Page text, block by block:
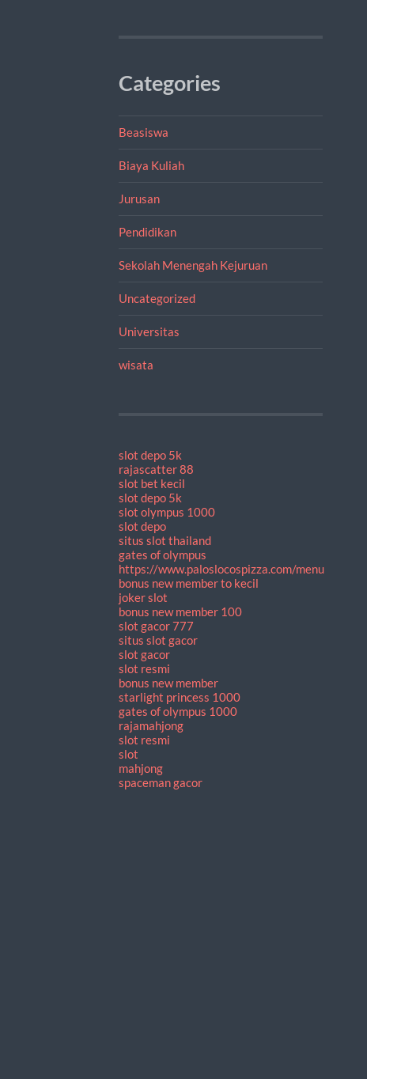
Categories
Beasiswa
Biaya Kuliah
Jurusan
Pendidikan
Sekolah Menengah Kejuruan
Uncategorized
Universitas
wisata
slot depo 5k
rajascatter 88
slot bet kecil
slot depo 5k
slot olympus 1000
slot depo
situs slot thailand
gates of olympus
https://www.paloslocospizza.com/menu
bonus new member to kecil
joker slot
bonus new member 100
slot gacor 777
situs slot gacor
slot gacor
slot resmi
bonus new member
starlight princess 1000
gates of olympus 1000
rajamahjong
slot resmi
slot
mahjong
spaceman gacor